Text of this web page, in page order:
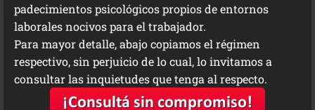
padecimientos psicológicos propios de entornos
laborales nocivos para el trabajador.
Para mayor detalle, abajo copiamos el régimen
respectivo, sin perjuicio de lo cual, lo invitamos a
consultar las inquietudes que tenga al respecto.